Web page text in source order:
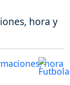
hora y